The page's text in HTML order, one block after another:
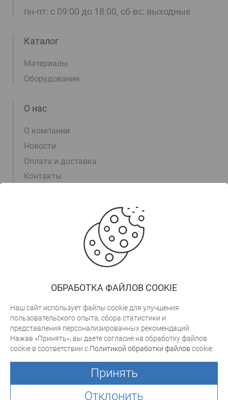
пн-пт: с 09:00 до 18:00, сб-вс: выходные
Каталог
Материалы
Оборудование
О нас
О компании
Новости
Оплата и доставка
Контакты
+375 (17) 311-00-15
+375 (29) 105-55-55
+375 (29) 700-30-03
Заказать звонок
Юридический адрес: 223051, Минская обл., Минский район,
а/г Колодищи, ул. в/г Колодищи, д.226 к.59
УНН 600292172
Свидетельство о гос. регистрации № 462 от 15.05.2006г
© 1995—2026, ЧУП "Арктек"Оборудование и материалы для
Разработка сайта cweb.by
ОБРАБОТКА ФАЙЛОВ COOKIE
Наш сайт использует файлы cookie для улучшения
пользовательского опыта, сбора статистики и
представления персонализированных рекомендаций.
Нажав «Принять», вы даете согласие на обработку файлов
cookie в соответствии с Политикой обработки файлов cookie.
Отклонить
Принять
с